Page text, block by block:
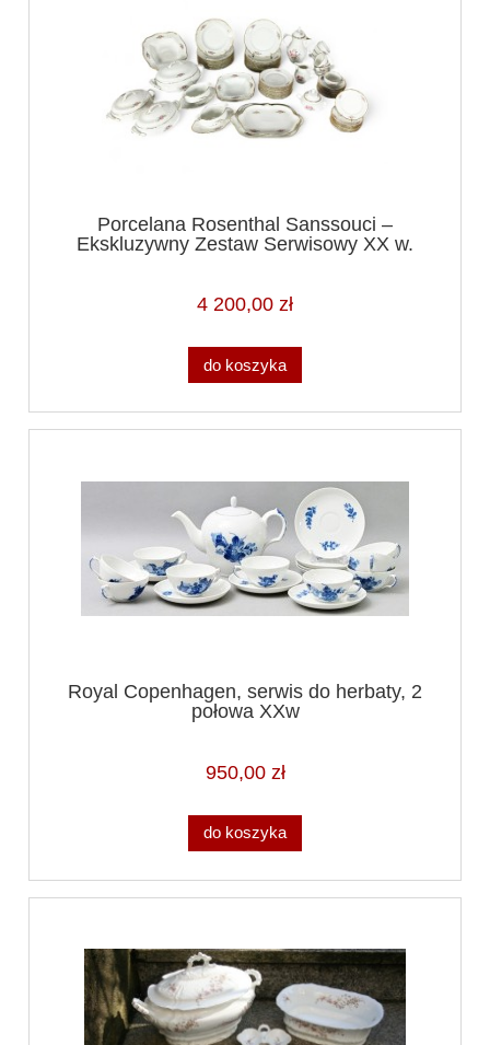
Porcelana Rosenthal Sanssouci –
Ekskluzywny Zestaw Serwisowy XX w.
4 200,00 zł
do koszyka
Royal Copenhagen, serwis do herbaty, 2
połowa XXw
950,00 zł
do koszyka